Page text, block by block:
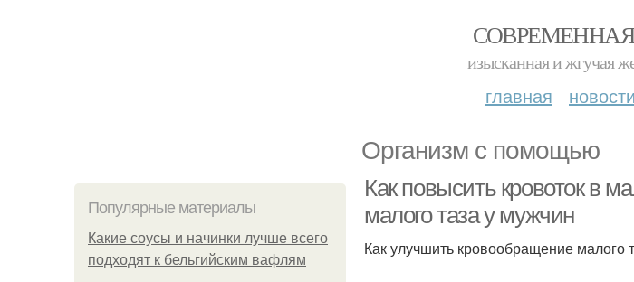
изысканная и жгучая
главная новости
Организм с помощью
Популярные материалы
Какие соусы и начинки лучше всего
подходят к бельгийским вафлям
Как повысить кровоток в
малого таза у мужчин
Как улучшить кровообращение малого